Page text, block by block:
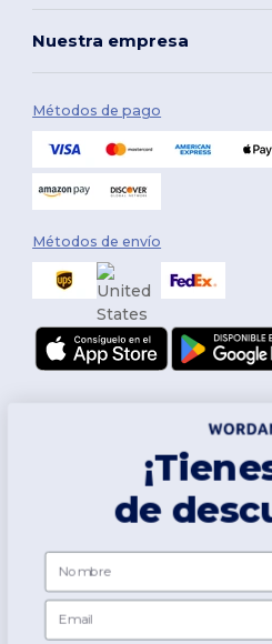
Nuestra empresa
Métodos de pago
Métodos de envío
de
Nombre
Email